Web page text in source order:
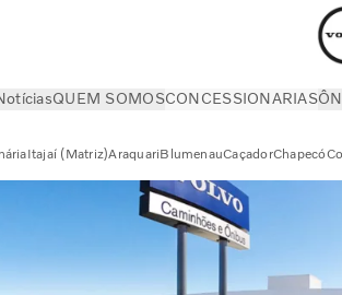
QUEM SOMOSCONCESSIONARIAS
Itajaí (Matriz)AraquariBlumenauCaçadorChapecó